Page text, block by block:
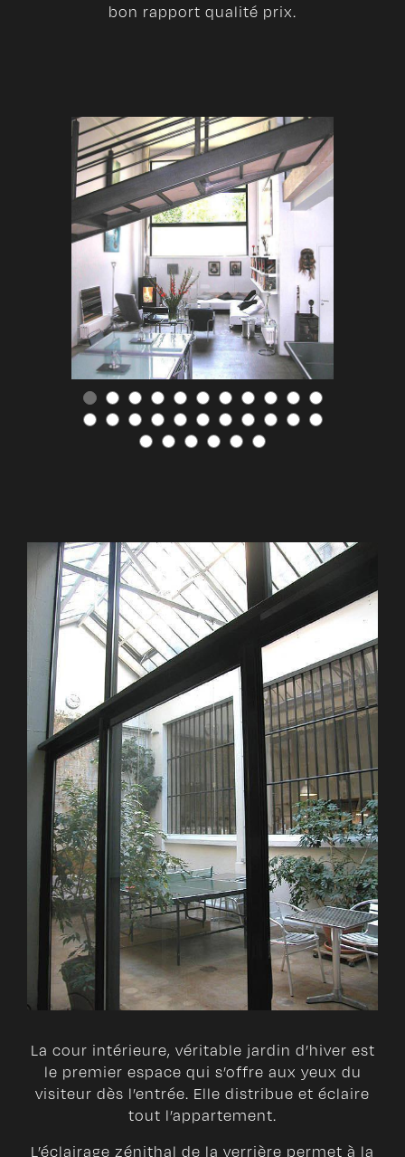
bon rapport qualité prix.
La cour intérieure, véritable jardin d’hiver est
le premier espace qui s’offre aux yeux du
visiteur dès l’entrée. Elle distribue et éclaire
tout l’appartement.
L’éclairage zénithal de la verrière permet à la